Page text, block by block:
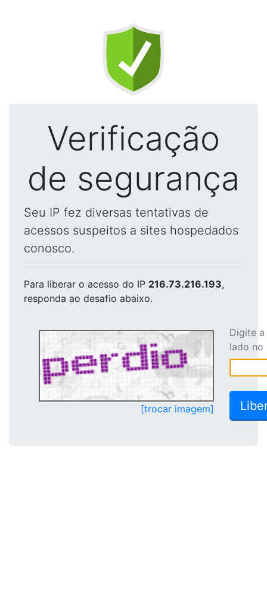
Verificação
de segurança
Seu IP fez diversas tentativas de
acessos suspeitos a sites hospedados
conosco.
Para liberar o acesso do IP 216.73.216.193,
responda ao desafio abaixo.
[trocar imagem]
Digite
lado no